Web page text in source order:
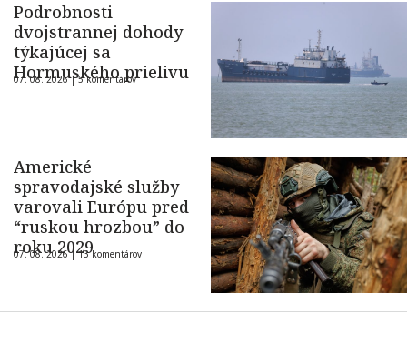
Podrobnosti
dvojstrannej dohody
týkajúcej sa
Hormuského prielivu
07. 08. 2026 |5 komentárov
Americké
spravodajské služby
varovali Európu pred
“ruskou hrozbou” do
roku 2029
07. 08. 2026 |13 komentárov